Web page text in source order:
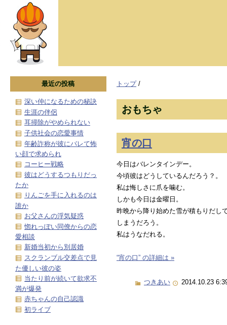
トップ/
おもちゃ
宵の口
今日はバレンタインデー。
今頃彼はどうしているんだろう？。
私は悔しさに爪を噛む。
しかも今日は金曜日。
昨晩から降り始めた雪が積もりだし
しまうだろう。
私はうなだれる。
“宵の口” の詳細は »
つきあい 2014.10.23
最近の投稿
深い仲になるための秘訣
生涯の伴侶
耳掃除がやめられない
子供社会の恋愛事情
年齢詐称が彼にバレて怖
い顔で求められ
コーヒー戦略
彼はどうするつもりだっ
たか
りんごを手に入れるのは
誰か
お父さんの浮気疑惑
惚れっぽい同僚からの恋
愛相談
新婚当初から別居婚
スクランブル交差点で見
た優しい彼の姿
当たり前が続いて欲求不
満が爆発
赤ちゃんの自己認識
初ライブ